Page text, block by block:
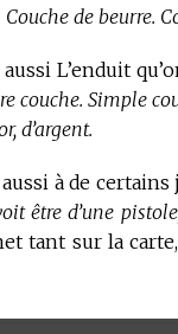
de beurre.
L’enduit
couche. Simple
d’argent.
à de
être d’une
tant sur la